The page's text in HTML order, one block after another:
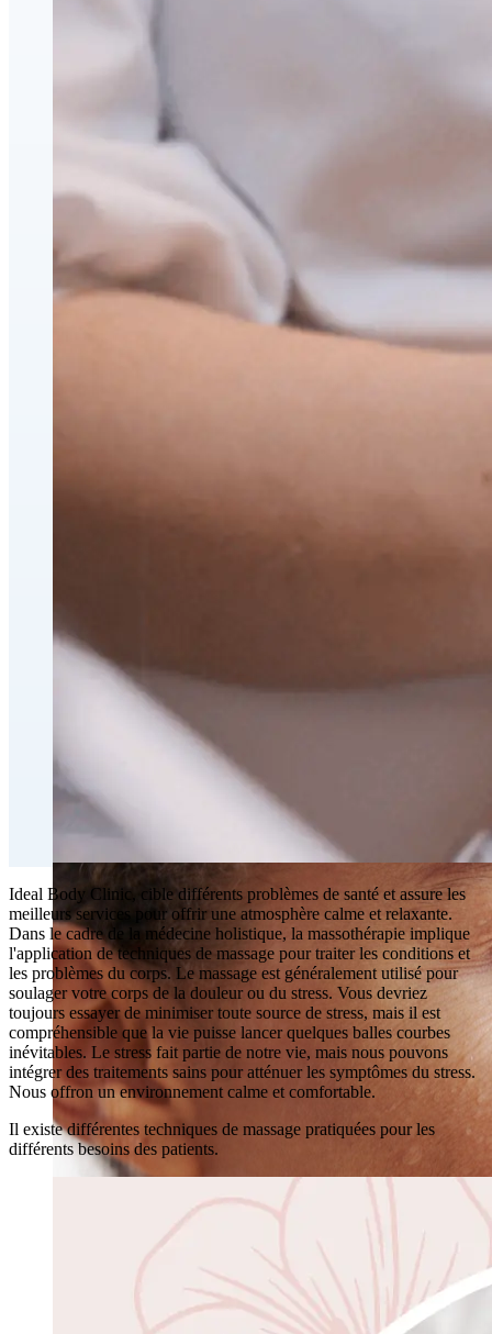
Perte de graisse et contournage corporel
CoolSculpting® Perte de graisse par contournage
Traitement injectable du double menton
Emsculpt NEO® Perte de gras par contournage du
Slimwave Montreal Contournage
Contournement avec Venus Bliss MAX™ à Montréal |
Ideal Body Clinic, cible différents problèmes de santé et assure les
meilleurs services pour offrir une atmosphère calme et relaxante.
Dans le cadre de la médecine holistique, la massothérapie implique
l'application de techniques de massage pour traiter les conditions et
les problèmes du corps. Le massage est généralement utilisé pour
soulager votre corps de la douleur ou du stress. Vous devriez
toujours essayer de minimiser toute source de stress, mais il est
compréhensible que la vie puisse lancer quelques balles courbes
inévitables. Le stress fait partie de notre vie, mais nous pouvons
intégrer des traitements sains pour atténuer les symptômes du stress.
Nous offron un environnement calme et comfortable.
Il existe différentes techniques de massage pratiquées pour les
différents besoins des patients.